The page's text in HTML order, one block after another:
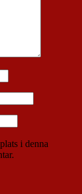
i denna